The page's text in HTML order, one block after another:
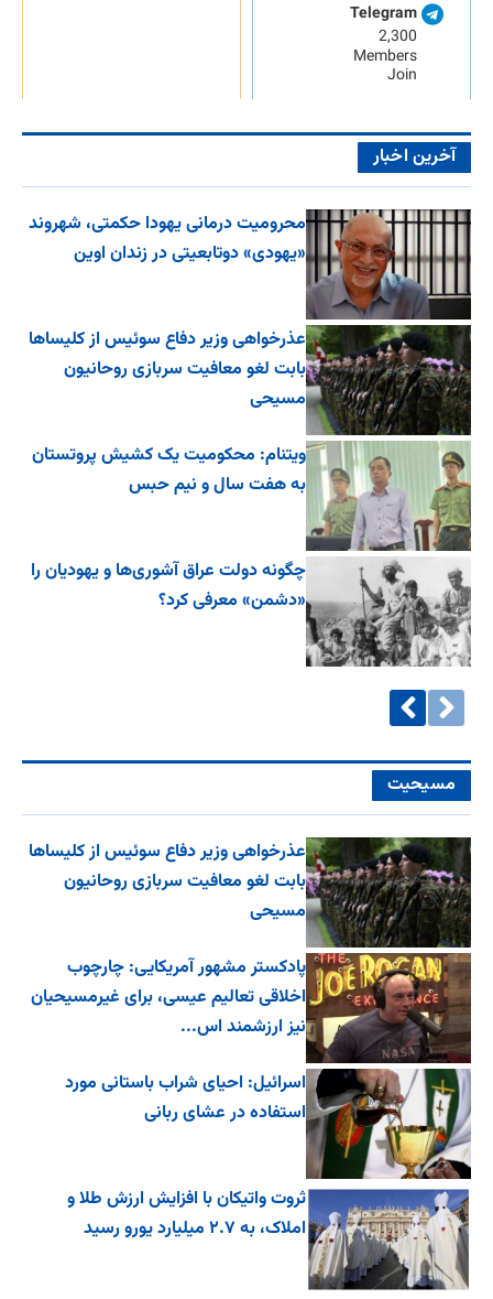
Telegram
2,300
Members
Join
آخرین اخبار
محرومیت درمانی یهودا حکمتی، شهروند
«یهودی» دوتابعیتی در زندان اوین
عذرخواهی وزیر دفاع سوئیس از کلیساها
بابت لغو معافیت سربازی روحانیون
مسیحی
ویتنام: محکومیت یک کشیش پروتستان
به هفت سال و نیم حبس
چگونه دولت عراق آشوری‌ها و یهودیان را
«دشمن» معرفی کرد؟
مسیحیت
عذرخواهی وزیر دفاع سوئیس از کلیساها
بابت لغو معافیت سربازی روحانیون
مسیحی
پادکستر مشهور آمریکایی: چارچوب
اخلاقی تعالیم عیسی، برای غیرمسیحیان
نیز ارزشمند اس...
اسرائیل: احیای شراب باستانی مورد
استفاده در عشای ربانی
ثروت واتیکان با افزایش ارزش طلا و
املاک، به ۲.۷ میلیارد یورو رسید